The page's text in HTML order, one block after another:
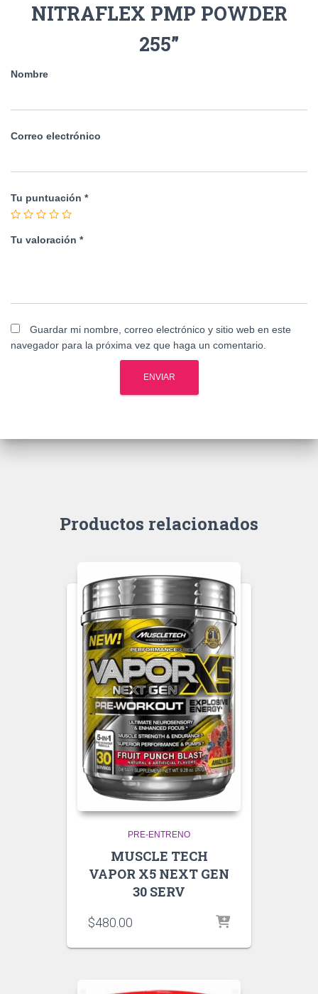
NITRAFLEX PMP POWDER
255”
Nombre
Correo electrónico
Tu puntuación *
Tu valoración *
Guardar mi nombre, correo electrónico y sitio web en este
navegador para la próxima vez que haga un comentario.
Productos relacionados
PRE-ENTRENO
MUSCLE TECH
VAPOR X5 NEXT GEN
30 SERV
$480.00